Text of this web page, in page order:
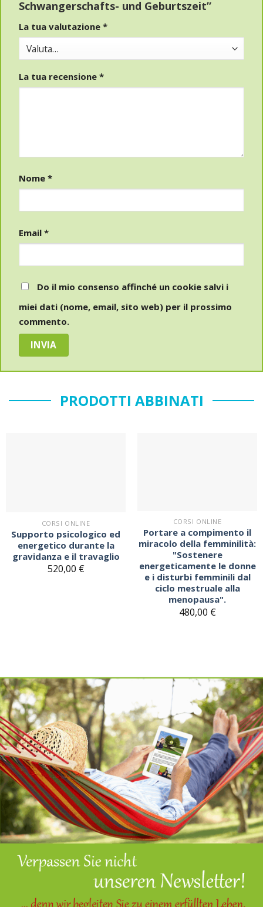
Schwangerschafts- und Geburtszeit”
La tua valutazione *
La tua recensione *
Nome *
Email *
Do il mio consenso affinché un cookie salvi i
miei dati (nome, email, sito web) per il prossimo
commento.
PRODOTTI ABBINATI
CORSI ONLINE
Supporto psicologico ed
energetico durante la
gravidanza e il travaglio
520,00 €
CORSI ONLINE
Portare a compimento il
miracolo della femminilità:
"Sostenere
energeticamente le donne
e i disturbi femminili dal
ciclo mestruale alla
menopausa".
480,00 €